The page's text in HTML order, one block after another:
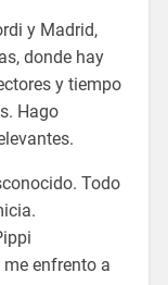
y Madrid,
donde hay
y tiempo
Hago
Todo
enfrento a